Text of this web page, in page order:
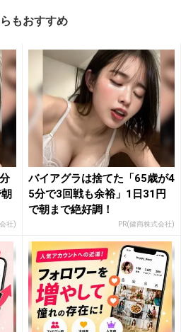
もおすすめ
社)
バイアグラは捨てた「65歳が4
5分で3回戦も余裕」1日31円
で朝まで絶好調！
PR(健商株式会社)